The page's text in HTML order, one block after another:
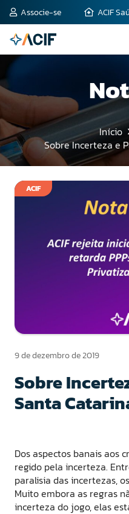
Associe-se ACIF
Início
Sobre Incerteza e
ACIF
9 de dezembro de 2019
Sobre
Santa
Dos aspectos banais aos
regido pela incerteza.
paralisia das incertezas,
Muito embora as regras
incerteza do jogo, elas